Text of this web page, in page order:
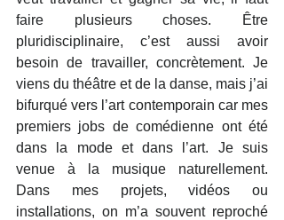
faire plusieurs choses. Être
pluridisciplinaire, c’est aussi avoir
besoin de travailler, concrètement. Je
viens du théâtre et de la danse, mais j’ai
bifurqué vers l’art contemporain car mes
premiers jobs de comédienne ont été
dans la mode et dans l’art. Je suis
venue à la musique naturellement.
Dans mes projets, vidéos ou
installations, on m’a souvent reproché